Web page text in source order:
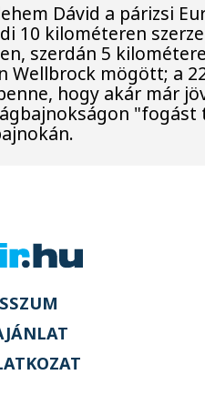
Dávid a párizsi
10 kilométeren
szerdán 5
Wellbrock mögött; a
hogy akár már
"fogást